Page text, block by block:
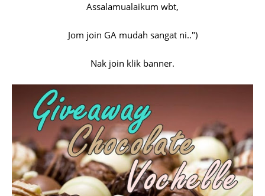
Assalamualaikum wbt,
Jom join GA mudah sangat ni..")
Nak join klik banner.